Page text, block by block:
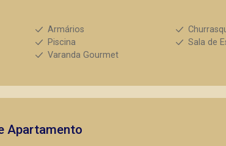
Armários
Piscina
Sala de
Varanda Gourmet
Apartamento